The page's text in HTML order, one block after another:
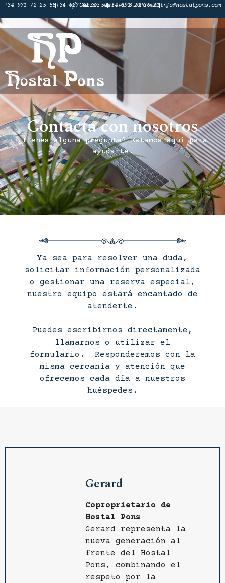
Carrer del vi 8. Palma
+34 971 72 25 58+34 617 82 37 57+34 691 20 36 21info@hostalpons.com
Contacta con nosotros
¿Tienes alguna pregunta? Estamos aquí para
ayudarte.
Ya sea para resolver una duda,
solicitar información personalizada
o gestionar una reserva especial,
nuestro equipo estará encantado de
atenderte.
Puedes escribirnos directamente,
llamarnos o utilizar el
formulario. Responderemos con la
misma cercanía y atención que
ofrecemos cada día a nuestros
huéspedes.
Gerard
Coproprietario de
Hostal Pons
Gerard representa la
nueva generación al
frente del Hostal
Pons, combinando el
respeto por la